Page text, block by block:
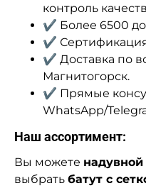
контроль
✔️ Более 6500
✔️
✔️ Доставка по
Магнитогорск.
✔️ Прямые
WhatsApp/
Наш ассортимент:
Вы можете надувной
выбрать батут с